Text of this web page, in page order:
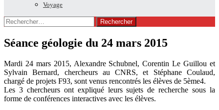
Voyage
Rechercher :
Séance géologie du 24 mars 2015
Mardi 24 mars 2015, Alexandre Schubnel, Corentin Le Guillou et
Sylvain Bernard, chercheurs au CNRS, et Stéphane Coulaud,
chargé de projets F93, sont venus rencontrés les élèves de 5ème4.
Les 3 chercheurs ont expliqué leurs sujets de recherche sous la
forme de conférences interactives avec les élèves.